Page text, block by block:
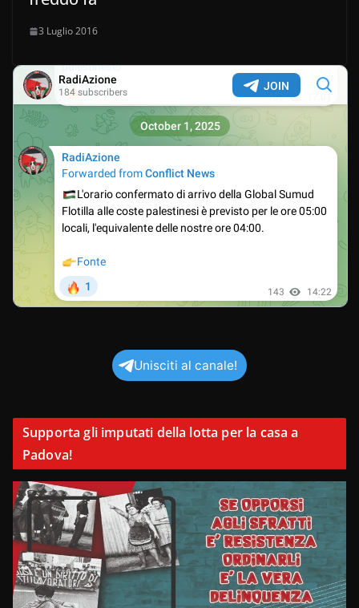
3 Luglio 2016
Unisciti al canale!
Supporta gli imputati della lotta per la casa a
Padova!